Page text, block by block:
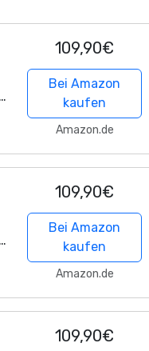
109,90€
Bei Amazon
kaufen
Amazon.de
109,90€
Bei Amazon
kaufen
Amazon.de
109,90€